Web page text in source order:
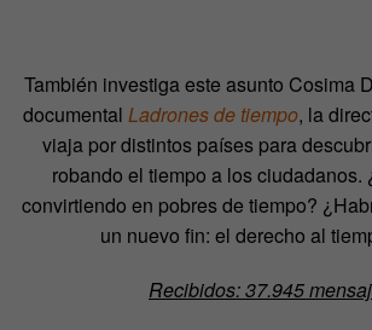
También investiga este asunto Cosima
documental Ladrones de tiempo, la
viaja por distintos países para
robando el tiempo a los ciudadanos.
convirtiendo en pobres de tiempo?
un nuevo fin: el derecho al
Recibidos: 37.945